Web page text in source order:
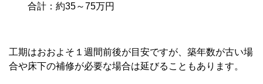
合計：約35～75万円
工期はおおよそ１週間前後が目安ですが、築年数が古い場
合や床下の補修が必要な場合は延びることもあります。